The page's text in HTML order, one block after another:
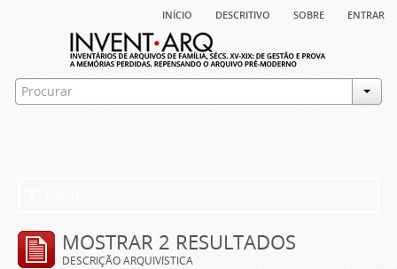
início descritivo sobre entrar
MOSTRAR 2 RESULTADOS
DESCRIÇÃO ARQUIVÍSTICA